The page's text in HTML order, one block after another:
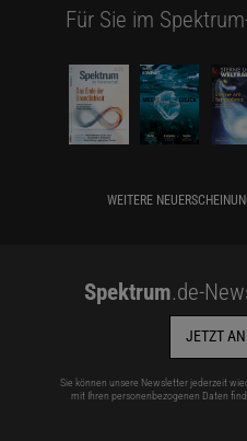
Für Sie im
WEITERE
Spektrum.de-
JETZT
Sie können unsere Newsletter jederzeit
mit Ihren personenbezogenen Daten